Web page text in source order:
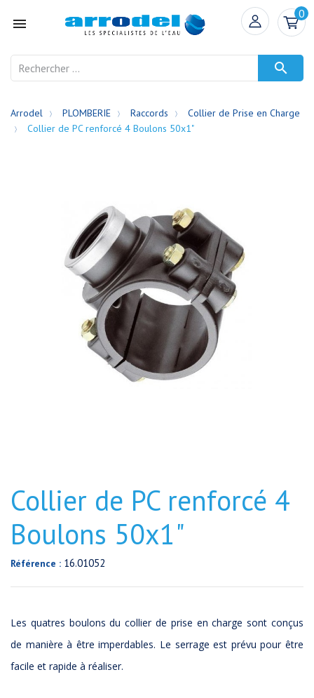

0

Arrodel PLOMBERIE Raccords
Collier de Prise en Charge
Collier de PC renforcé 4 Boulons 50x1"
Collier de PC renforcé 4
Boulons 50x1"
Référence : 16.01052
Les quatres boulons du collier de prise en charge sont conçus
de manière à être imperdables. Le serrage est prévu pour être
facile et rapide à réaliser.